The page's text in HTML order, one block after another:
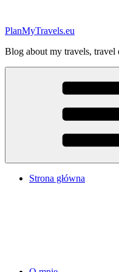
treści
PlanMyTravels.eu
Blog about my travels, travel
Strona główna